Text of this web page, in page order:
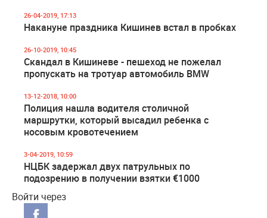
26-04-2019, 17:13
Накануне праздника Кишинев встал в пробках
26-10-2019, 10:45
Скандал в Кишиневе - пешеход не пожелал
пропускать на тротуар автомобиль BMW
13-12-2018, 10:00
Полиция нашла водителя столичной
маршрутки, который высадил ребенка с
носовым кровотечением
3-04-2019, 10:59
НЦБК задержал двух патрульных по
подозрению в получении взятки €1000
Войти через